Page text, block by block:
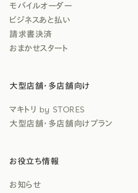
モバイルオーダー
ビジネスあと払い
請求書決済
おまかせスタート
大型店舗・多店舗向け
マキトリ by STORES
大型店舗・多店舗向けプラン
お役立ち情報
お知らせ